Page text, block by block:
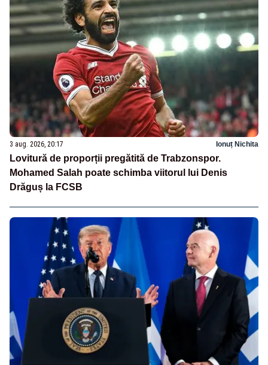
3 aug. 2026, 20:17 Ionuț Nichita
Lovitură de proporții pregătită de Trabzonspor.
Mohamed Salah poate schimba viitorul lui Denis
Drăguș la FCSB